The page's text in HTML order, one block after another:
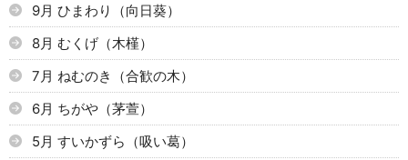
9月 ひまわり（向日葵）
8月 むくげ（木槿）
7月 ねむのき（合歓の木）
6月 ちがや（茅萱）
5月 すいかずら（吸い葛）